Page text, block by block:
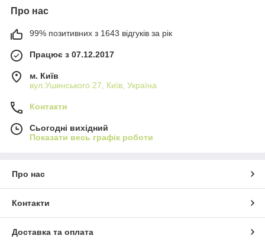
Про нас
99% позитивних з 1643 відгуків за рік
Працює з 07.12.2017
м. Київ
вул.Ушинського 27, Київ, Україна
Контакти
Сьогодні вихідний
Показати весь графік роботи
Про нас
Контакти
Доставка та оплата